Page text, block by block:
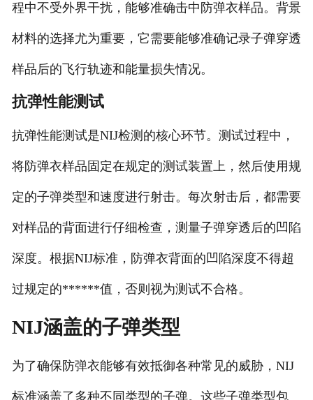
程中不受外界干扰，能够准确击中防弹衣样品。背景
材料的选择尤为重要，它需要能够准确记录子弹穿透
样品后的飞行轨迹和能量损失情况。
抗弹性能测试
抗弹性能测试是NIJ检测的核心环节。测试过程中，
将防弹衣样品固定在规定的测试装置上，然后使用规
定的子弹类型和速度进行射击。每次射击后，都需要
对样品的背面进行仔细检查，测量子弹穿透后的凹陷
深度。根据NIJ标准，防弹衣背面的凹陷深度不得超
过规定的******值，否则视为测试不合格。
NIJ涵盖的子弹类型
为了确保防弹衣能够有效抵御各种常见的威胁，NIJ
标准涵盖了多种不同类型的子弹。这些子弹类型包